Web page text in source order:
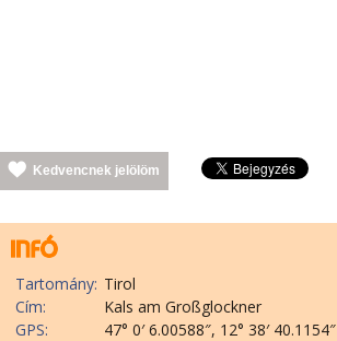
Kedvencnek jelölöm
Tartomány: Tirol
Cím:
Kals am Großglockner
GPS:
47° 0′ 6.00588″, 12° 38′ 40.1154″